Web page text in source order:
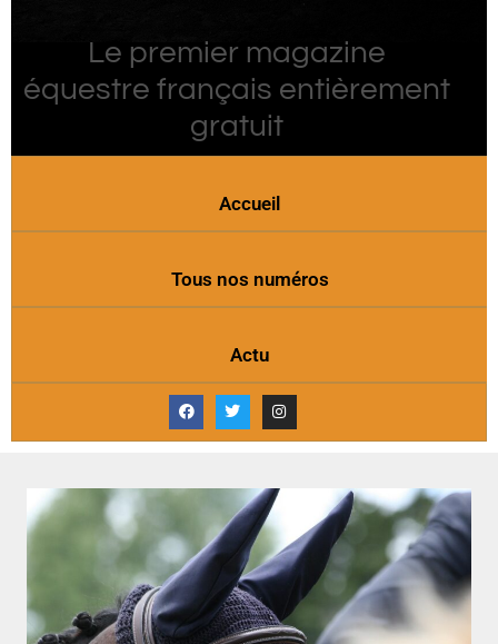
Le premier magazine
équestre français entièrement
gratuit
Accueil
Tous nos numéros
Actu